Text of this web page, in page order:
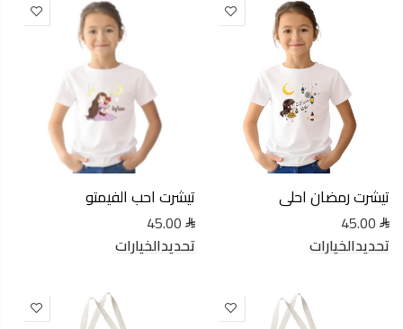
تيشرت رمضان احلى
45.00
تحديدالخيارات
تيشرت احب الفيمتو
45.00
تحديدالخيارات